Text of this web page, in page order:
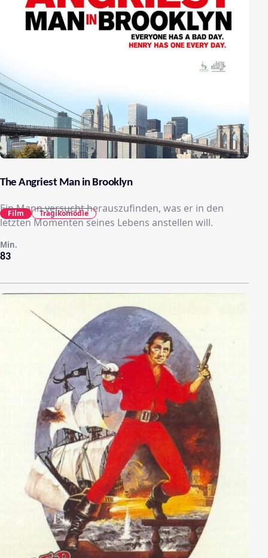
The Angriest Man in Brooklyn
Ein Mann versucht herauszufinden, was er in den
letzten Momenten seines Lebens anstellen will.
83
Min.
Film Tragikomödie